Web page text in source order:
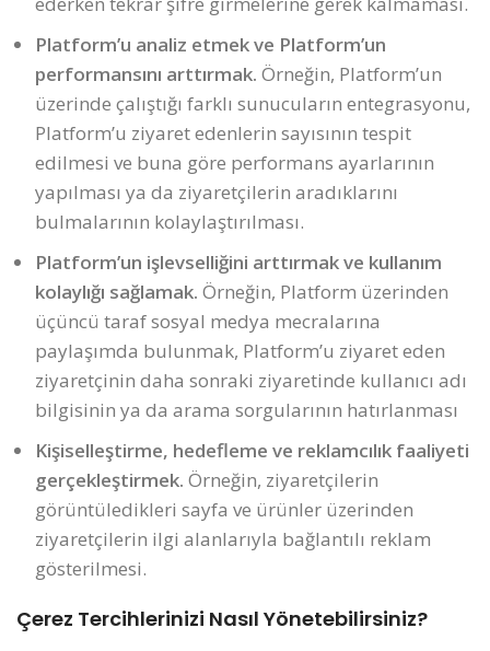
Platform’u analiz etmek ve Platform’un
performansını arttırmak. Örneğin, Platform’un
üzerinde çalıştığı farklı sunucuların entegrasyonu,
Platform’u ziyaret edenlerin sayısının tespit
edilmesi ve buna göre performans ayarlarının
yapılması ya da ziyaretçilerin aradıklarını
bulmalarının kolaylaştırılması.
Platform’un işlevselliğini arttırmak ve kullanım
kolaylığı sağlamak. Örneğin, Platform üzerinden
üçüncü taraf sosyal medya mecralarına
paylaşımda bulunmak, Platform’u ziyaret eden
ziyaretçinin daha sonraki ziyaretinde kullanıcı adı
bilgisinin ya da arama sorgularının hatırlanması
Kişiselleştirme, hedefleme ve reklamcılık faaliyeti
gerçekleştirmek. Örneğin, ziyaretçilerin
görüntüledikleri sayfa ve ürünler üzerinden
ziyaretçilerin ilgi alanlarıyla bağlantılı reklam
gösterilmesi.
Çerez Tercihlerinizi Nasıl Yönetebilirsiniz?